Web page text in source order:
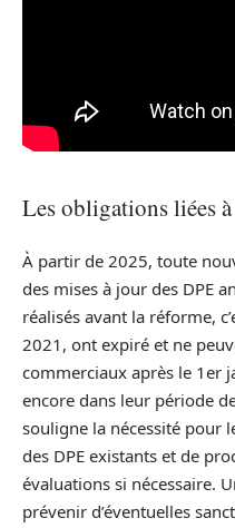
Les obligations liées
À partir de 2025, toute
des mises à jour des DPE
réalisés avant la réforme,
2021, ont expiré et ne
commerciaux après le 1er
encore dans leur période
souligne la nécessité pour
des DPE existants et de
évaluations si nécessaire.
prévenir d’éventuelles